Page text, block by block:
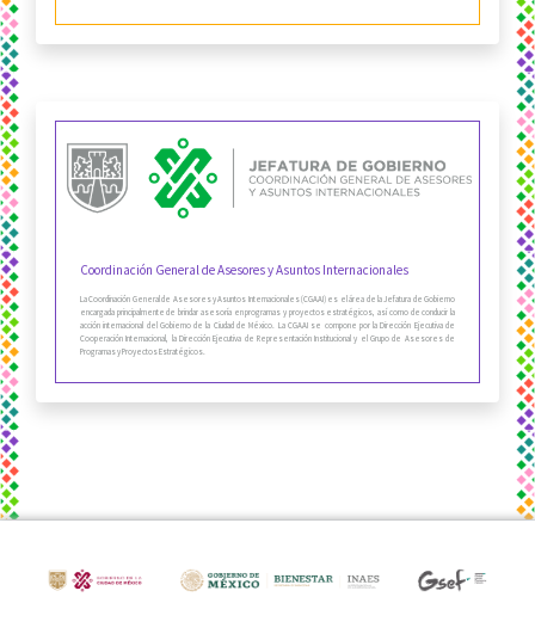
Coordinación General de Asesores y Asuntos Internacionales
La Coordinación General de Asesores y Asuntos Internacionales (CGAAI) es el área de la Jefatura de Gobierno
encargada principalmente de brindar asesoría en programas y proyectos estratégicos, así como de conducir la
acción internacional del Gobierno de la Ciudad de México. La CGAAI se compone por la Dirección Ejecutiva de
Cooperación Internacional, la Dirección Ejecutiva de Representación Institucional y el Grupo de Asesores de
Programas y Proyectos Estratégicos.